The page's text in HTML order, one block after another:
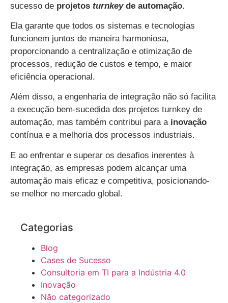
sucesso de projetos turnkeyde automação.
Ela garante que todos os sistemas e tecnologias
funcionem juntos de maneira harmoniosa,
proporcionando a centralização e otimização de
processos, redução de custos e tempo, e maior
eficiência operacional.
Além disso, a engenharia de integração não só facilita
a execução bem-sucedida dos projetos turnkey de
automação, mas também contribui para a inovação
contínua e a melhoria dos processos industriais.
E ao enfrentar e superar os desafios inerentes à
integração, as empresas podem alcançar uma
automação mais eficaz e competitiva, posicionando-
se melhor no mercado global.
Categorias
Blog
Cases de Sucesso
Consultoria em TI para a Indústria 4.0
Inovação
Não categorizado